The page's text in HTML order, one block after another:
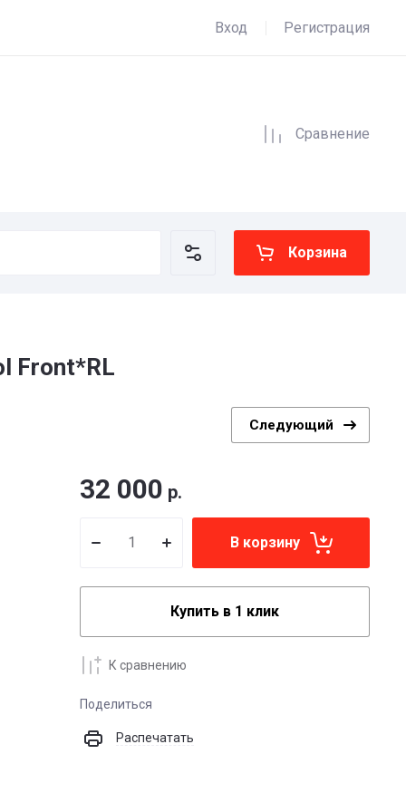
Вход Регистрация
Сравнение
Корзина
Front*RL
Следующий
32 000 р.
В корзину
Купить в 1 клик
К сравнению
Поделиться
Распечатать